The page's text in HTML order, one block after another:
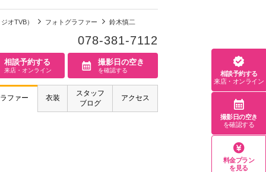
オTVB） フォトグラファー 鈴木慎二
078-381-7112
相談予約する
来店・オンライン
撮影日の空き
を確認する
ファー 衣装
スタッフ
ブログ
アクセス
相談予約する
来店・オンライン
撮影日の空き
を確認する
料金プラン
を見る